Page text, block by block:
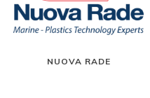
NUOVA RADE